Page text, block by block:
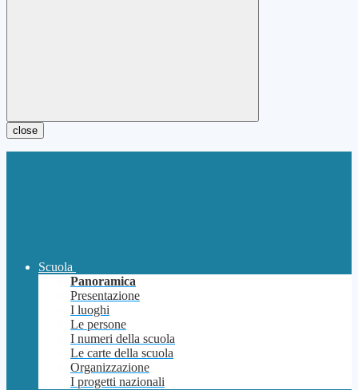
close
Scuola
Panoramica
Presentazione
I luoghi
Le persone
I numeri della scuola
Le carte della scuola
Organizzazione
I progetti nazionali